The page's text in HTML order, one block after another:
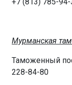
Мурманская
Таможенный
228-84-80